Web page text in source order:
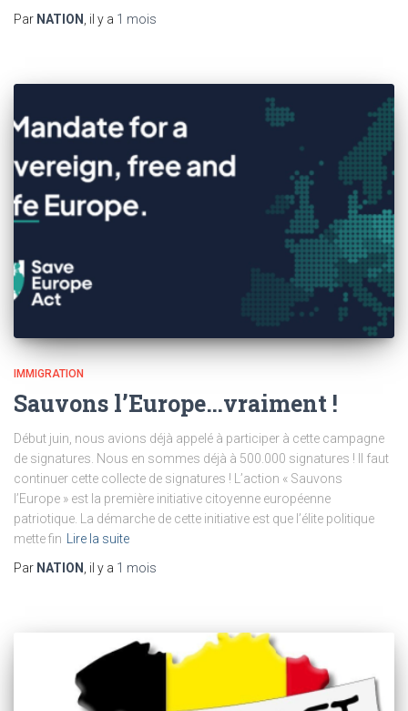
Par NATION , il y a 1 mois
IMMIGRATION
Sauvons l’Europe…vraiment !
Début juin, nous avions déjà appelé à participer à cette campagne
de signatures. Nous en sommes déjà à 500.000 signatures ! Il faut
continuer cette collecte de signatures ! L’action « Sauvons
l’Europe » est la première initiative citoyenne européenne
patriotique. La démarche de cette initiative est que l’élite politique
mette fin
Lire la suite
Par NATION , il y a 1 mois